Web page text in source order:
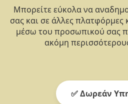
Μπορείτε εύκολα να
σας και σε άλλες πλατφόρμες
μέσω του προσωπικού σας
ακόμη
✅ Δωρεάν